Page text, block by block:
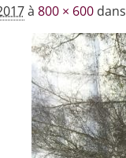
à 800 × 600dans